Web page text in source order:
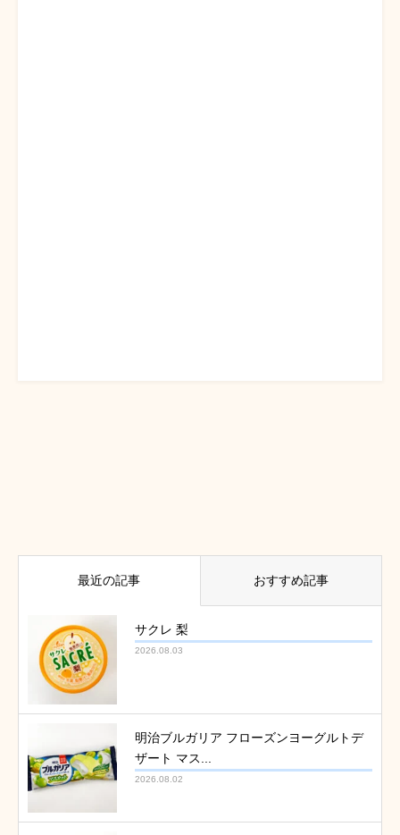
最近の記事 おすすめ記事
サクレ 梨
2026.08.03
明治ブルガリア フローズンヨーグルトデ
ザート マス...
2026.08.02